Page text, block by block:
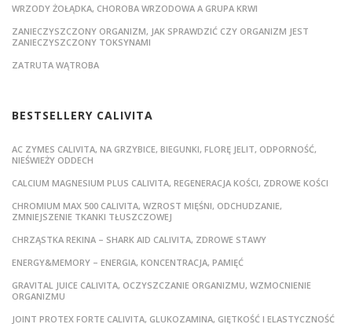
WRZODY ŻOŁĄDKA, CHOROBA WRZODOWA A GRUPA KRWI
ZANIECZYSZCZONY ORGANIZM, JAK SPRAWDZIĆ CZY ORGANIZM JEST
ZANIECZYSZCZONY TOKSYNAMI
ZATRUTA WĄTROBA
BESTSELLERY CALIVITA
AC ZYMES CALIVITA, NA GRZYBICE, BIEGUNKI, FLORĘ JELIT, ODPORNOŚĆ,
NIEŚWIEŻY ODDECH
CALCIUM MAGNESIUM PLUS CALIVITA, REGENERACJA KOŚCI, ZDROWE KOŚCI
CHROMIUM MAX 500 CALIVITA, WZROST MIĘŚNI, ODCHUDZANIE,
ZMNIEJSZENIE TKANKI TŁUSZCZOWEJ
CHRZĄSTKA REKINA – SHARK AID CALIVITA, ZDROWE STAWY
ENERGY&MEMORY – ENERGIA, KONCENTRACJA, PAMIĘĆ
GRAVITAL JUICE CALIVITA, OCZYSZCZANIE ORGANIZMU, WZMOCNIENIE
ORGANIZMU
JOINT PROTEX FORTE CALIVITA, GLUKOZAMINA, GIĘTKOŚĆ I ELASTYCZNOŚĆ